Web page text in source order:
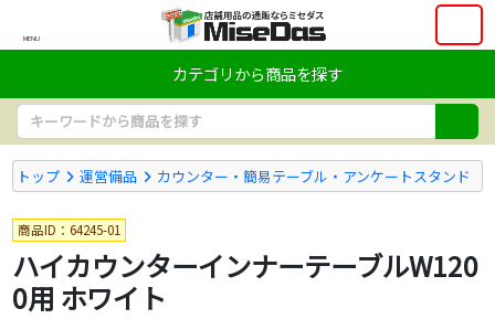
MENU
カテゴリから商品を探す
トップ 運営備品 カウンター・簡易テーブル・アンケートスタンド
商品ID：64245-01
ハイカウンターインナーテーブルW120
0用 ホワイト